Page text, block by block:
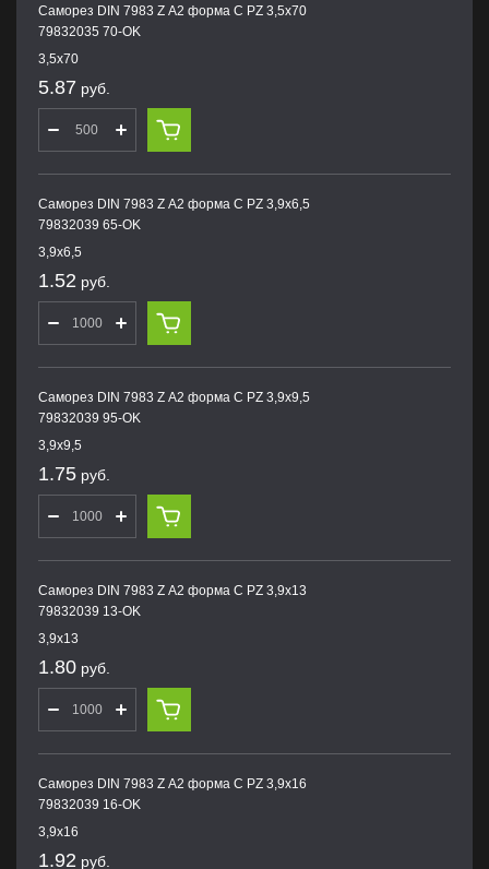
Саморез DIN 7983 Z А2 форма С PZ 3,5х70
79832035 70-OK
3,5х70
5.87 руб.
Саморез DIN 7983 Z А2 форма С PZ 3,9х6,5
79832039 65-OK
3,9х6,5
1.52 руб.
Саморез DIN 7983 Z А2 форма С PZ 3,9х9,5
79832039 95-OK
3,9х9,5
1.75 руб.
Саморез DIN 7983 Z А2 форма С PZ 3,9х13
79832039 13-OK
3,9х13
1.80 руб.
Саморез DIN 7983 Z А2 форма С PZ 3,9х16
79832039 16-OK
3,9х16
1.92 руб.